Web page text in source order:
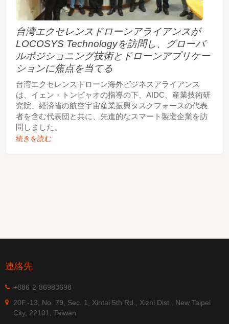
台湾エクセレンスドローンアライアンスが
LOCOSYS Technologyを訪問し、グローバ
ルポジショニング技術とドローンアプリケー
ションに焦点を当てる
台湾エクセレンスドローン海外ビジネスアライアンス
は、イェン・トンピャオの指導の下、AIDC、産業技術研
究院、経済省の航空宇宙産業振興タスクフォースの代表
者を含む代表団と共に、先進的なスマート製造企業を訪
問しました。
続きを読む
連絡先
+886-2-86983698
20F.-13, No. 79, Sec. 1, Xintai 5th Rd., Xizhi Dist., New Taipei
City, 22101, Taiwan